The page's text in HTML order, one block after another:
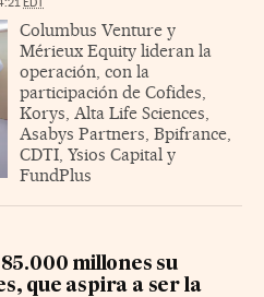
Columbus Venture y
Mérieux Equity lideran la
operación, con la
participación de Cofides,
Korys, Alta Life Sciences,
Asabys Partners, Bpifrance,
CDTI, Ysios Capital y
FundPlus
millones su
que aspira a ser la